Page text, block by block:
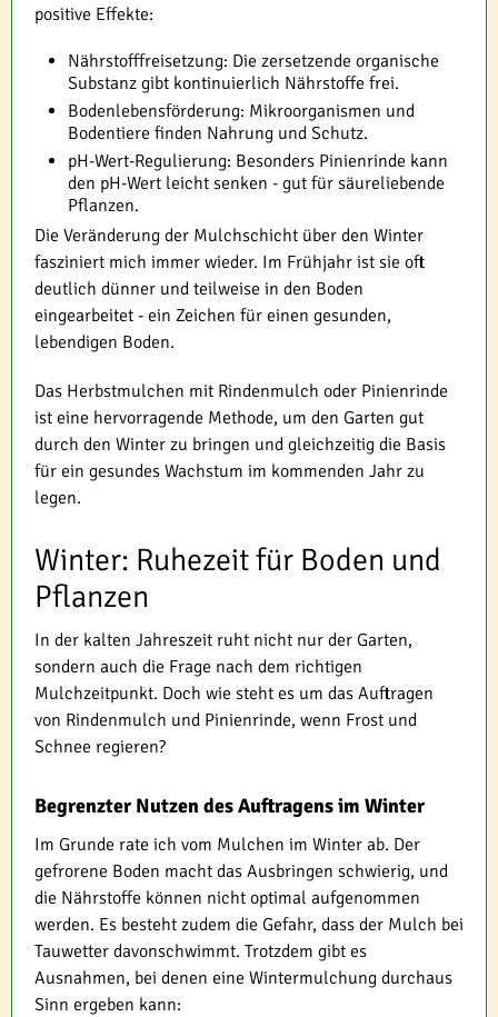
positive Effekte:
Nährstofffreisetzung: Die zersetzende organische
Substanz gibt kontinuierlich Nährstoffe frei.
Bodenlebensförderung: Mikroorganismen und
Bodentiere finden Nahrung und Schutz.
pH-Wert-Regulierung: Besonders Pinienrinde kann
den pH-Wert leicht senken - gut für säureliebende
Pflanzen.
Die Veränderung der Mulchschicht über den Winter
fasziniert mich immer wieder. Im Frühjahr ist sie oft
deutlich dünner und teilweise in den Boden
eingearbeitet - ein Zeichen für einen gesunden,
lebendigen Boden.
Das Herbstmulchen mit Rindenmulch oder Pinienrinde
ist eine hervorragende Methode, um den Garten gut
durch den Winter zu bringen und gleichzeitig die Basis
für ein gesundes Wachstum im kommenden Jahr zu
legen.
Winter: Ruhezeit für Boden und
Pflanzen
In der kalten Jahreszeit ruht nicht nur der Garten,
sondern auch die Frage nach dem richtigen
Mulchzeitpunkt. Doch wie steht es um das Auftragen
von Rindenmulch und Pinienrinde, wenn Frost und
Schnee regieren?
Begrenzter Nutzen des Auftragens im Winter
Im Grunde rate ich vom Mulchen im Winter ab. Der
gefrorene Boden macht das Ausbringen schwierig, und
die Nährstoffe können nicht optimal aufgenommen
werden. Es besteht zudem die Gefahr, dass der Mulch bei
Tauwetter davonschwimmt. Trotzdem gibt es
Ausnahmen, bei denen eine Wintermulchung durchaus
Sinn ergeben kann: